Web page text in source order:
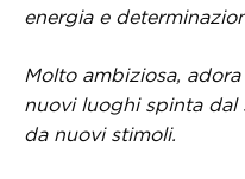
energia e
Molto ambiziosa,
nuovi luoghi spinta dal
da nuovi stimoli.